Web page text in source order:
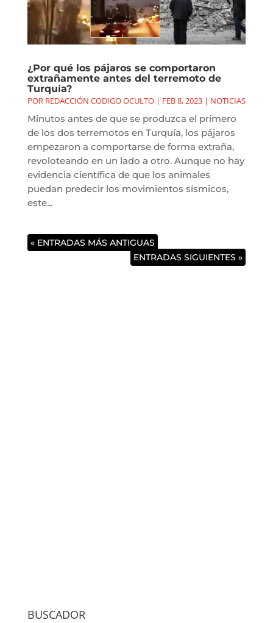
¿Por qué los pájaros se comportaron
extrañamente antes del terremoto de
Turquía?
POR REDACCIÓN CODIGO OCULTO| FEB 8, 2023| NOTICIAS
Minutos antes de que se produzca el primero
de los dos terremotos en Turquía, los pájaros
empezaron a comportarse de forma extraña,
revoloteando en un lado a otro. Aunque no hay
evidencia científica de que los animales
puedan predecir los movimientos sísmicos,
este...
« ENTRADAS MÁS ANTIGUAS
ENTRADAS SIGUIENTES »
BUSCADOR